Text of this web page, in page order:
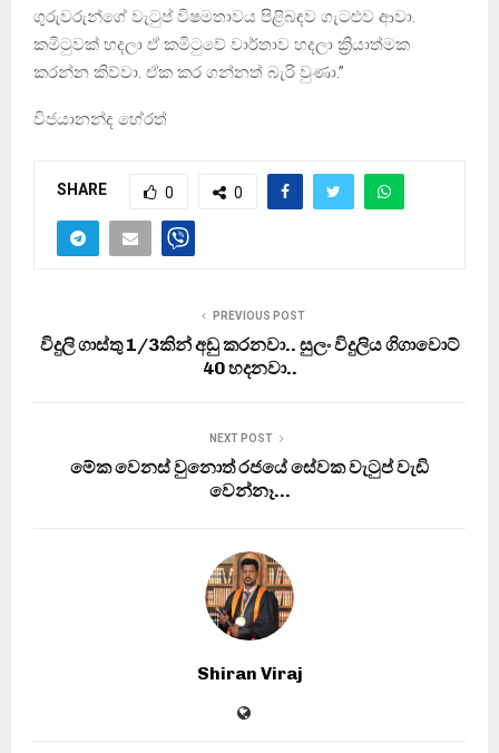
ගුරුවරුන්ගේ වැටුප් විෂමතාවය පිළිබඳව ගැටළුව ආවා.
කමිටුවක් හදලා ඒ කමිටුවේ වාර්තාව හදලා ක්‍රියාත්මක
කරන්න කිව්වා. ඒක කර ගන්නත් බැරි වුණා.”
විජයානන්ද හේරත්
SHARE 0 0
PREVIOUS POST
විදුලි ගාස්තු 1/3කින් අඩු කරනවා.. සුලං විදුලිය ගිගාවොට්
40 හදනවා..
NEXT POST
මේක වෙනස් වුනොත් රජයේ සේවක වැටුප් වැඩි
වෙන්නෑ…
Shiran Viraj